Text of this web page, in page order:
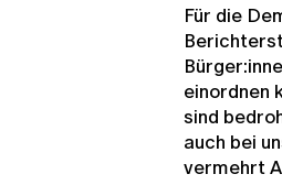
Für die
einordnen
sind
auch bei
vermehrt